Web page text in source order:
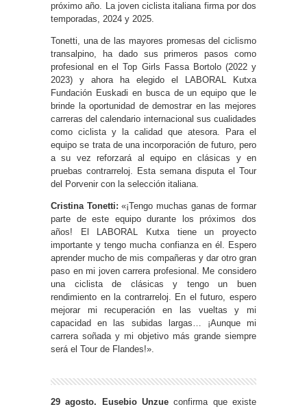
próximo año. La joven ciclista italiana firma por dos
temporadas, 2024 y 2025.
Tonetti, una de las mayores promesas del ciclismo
transalpino, ha dado sus primeros pasos como
profesional en el Top Girls Fassa Bortolo (2022 y
2023) y ahora ha elegido el LABORAL Kutxa
Fundación Euskadi en busca de un equipo que le
brinde la oportunidad de demostrar en las mejores
carreras del calendario internacional sus cualidades
como ciclista y la calidad que atesora. Para el
equipo se trata de una incorporación de futuro, pero
a su vez reforzará al equipo en clásicas y en
pruebas contrarreloj. Esta semana disputa el Tour
del Porvenir con la selección italiana.
Cristina Tonetti:«¡Tengo muchas ganas de formar
parte de este equipo durante los próximos dos
años! El LABORAL Kutxa tiene un proyecto
importante y tengo mucha confianza en él. Espero
aprender mucho de mis compañeras y dar otro gran
paso en mi joven carrera profesional. Me considero
una ciclista de clásicas y tengo un buen
rendimiento en la contrarreloj. En el futuro, espero
mejorar mi recuperación en las vueltas y mi
capacidad en las subidas largas… ¡Aunque mi
carrera soñada y mi objetivo más grande siempre
será el Tour de Flandes!».
29 agosto. Eusebio Unzue confirma que existe